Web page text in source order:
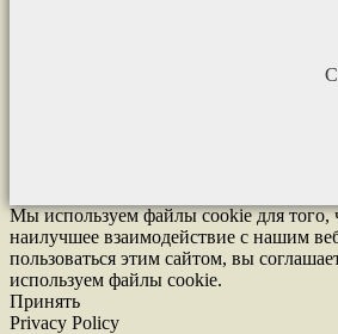
Мы используем файлы cookie для того,
наилучшее взаимодействие с нашим
пользоваться этим сайтом, вы
используем файлы cookie.
Принять
Privacy Policy